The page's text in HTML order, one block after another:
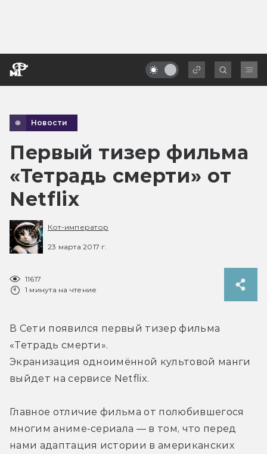
Новости
Первый тизер фильма
«Тетрадь смерти» от
Netflix
Кот-император
23 марта 2017 г.
11617
1 минута на чтение
В Сети появился первый тизер фильма
«Тетрадь смерти».
Экранизация одноимённой культовой манги
выйдет на сервисе Netflix.
Главное отличие фильма от полюбившегося
многим аниме-сериала — в том, что перед
нами адаптация истории в американских